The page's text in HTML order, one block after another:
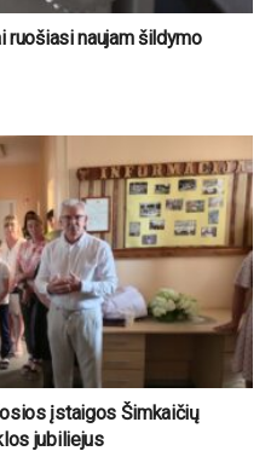
ruošiasi naujam šildymo
įstaigos Šimkaičių
jubiliejus